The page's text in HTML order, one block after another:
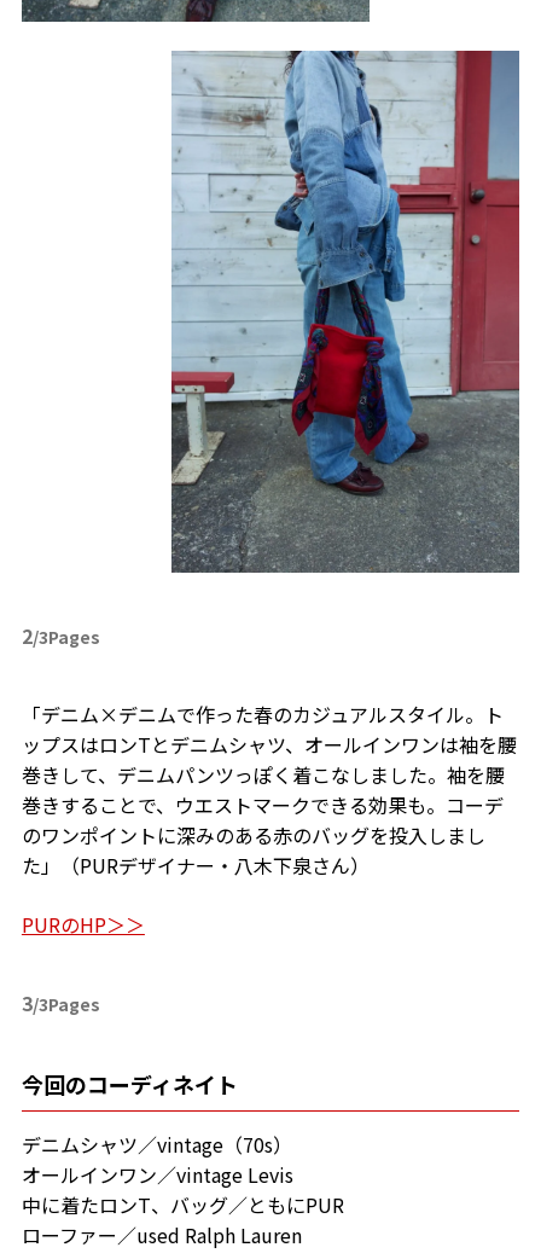
2/3Pages
「デニム×デニムで作った春のカジュアルスタイル。ト
ップスはロンTとデニムシャツ、オールインワンは袖を腰
巻きして、デニムパンツっぽく着こなしました。袖を腰
巻きすることで、ウエストマークできる効果も。コーデ
のワンポイントに深みのある赤のバッグを投入しまし
た」（PURデザイナー・八木下泉さん）
PURのHP＞＞
3/3Pages
今回のコーディネイト
デニムシャツ／vintage（70s）
オールインワン／vintage Levis
中に着たロンT、バッグ／ともにPUR
ローファー／used Ralph Lauren